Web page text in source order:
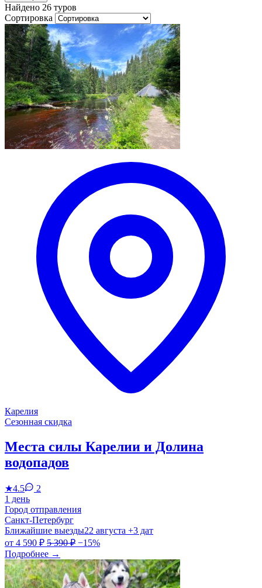
Найдено 26 туров
Сортировка
Карелия
Сезонная скидка
Места силы Карелии и Долина
водопадов
★4.5
2
1 день
Город отправления
Санкт-Петербург
Ближайшие выезды22 августа +3 дат
от 4 590 ₽ 5 390 ₽ −15%
Подробнее →